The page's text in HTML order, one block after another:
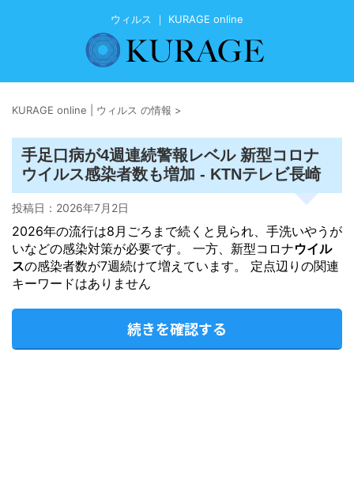
ウィルス ｜ KURAGE online
KURAGE online | ウィルス の情報 >
手足口病が4週連続警報レベル 新型コロナ
ウイルス感染者数も増加 - KTNテレビ長崎
投稿日： 2026年7月2日
2026年の流行は8月ごろまで続くと見られ、手洗いやうが
いなどの感染対策が必要です。 一方、新型コロナウイル
スの感染者数が7週続けて増えています。 定点辺りの関連
キーワードはありません
続きを確認する